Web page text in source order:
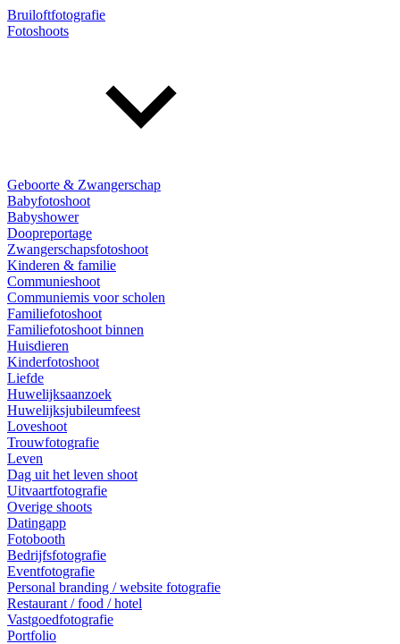
Bruiloftfotografie
Fotoshoots
Geboorte & Zwangerschap
Babyfotoshoot
Babyshower
Doopreportage
Zwangerschapsfotoshoot
Kinderen & familie
Communieshoot
Communiemis voor scholen
Familiefotoshoot
Familiefotoshoot binnen
Huisdieren
Kinderfotoshoot
Liefde
Huwelijksaanzoek
Huwelijksjubileumfeest
Loveshoot
Trouwfotografie
Leven
Dag uit het leven shoot
Uitvaartfotografie
Overige shoots
Datingapp
Fotobooth
Bedrijfsfotografie
Eventfotografie
Personal branding / website fotografie
Restaurant / food / hotel
Vastgoedfotografie
Portfolio